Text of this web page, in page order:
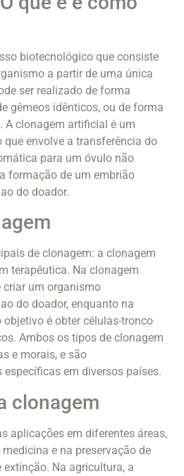
biotecnológico que consiste
a partir de uma única
ser realizado de forma
gêmeos idênticos, ou de forma
A clonagem artificial é um
envolve a transferência do
para um óvulo não
formação de um embrião
do doador.
de clonagem: a clonagem
terapêutica. Na clonagem
criar um organismo
do doador, enquanto na
é obter células-tronco
Ambos os tipos de clonagem
e morais, e são
em diversos países.
clonagem
aplicações em diferentes áreas,
e na preservação de
Na agricultura, a